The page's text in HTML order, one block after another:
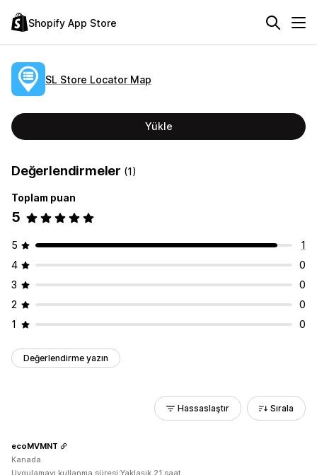
Shopify App Store
SL Store Locator Map
Yükle
Değerlendirmeler (1)
Toplam puan
5
5
1
4
0
3
0
2
0
1
0
Değerlendirme yazın
Hassaslaştır Sırala
ecoMVMNT
Kanada
Uygulamayı kullanma süresi:Yaklaşık 21 saat